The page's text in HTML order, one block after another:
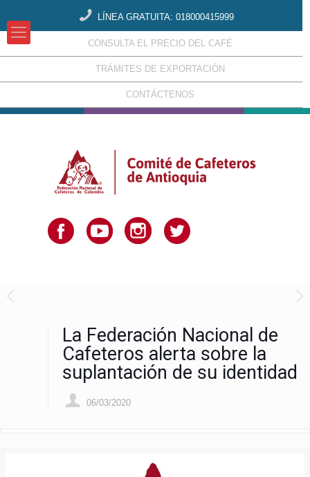
LÍNEA GRATUITA: 018000415999
CONSULTA EL PRECIO DEL CAFÉ
TRÁMITES DE EXPORTACIÓN
CONTÁCTENOS
La Federación Nacional de
Cafeteros alerta sobre la
suplantación de su identidad
06/03/2020